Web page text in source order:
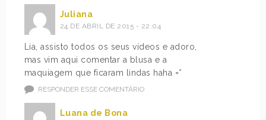
Juliana
24 DE ABRIL DE 2015 - 22:04
Lia, assisto todos os seus vídeos e adoro,
mas vim aqui comentar a blusa e a
maquiagem que ficaram lindas haha =*
RESPONDER ESSE COMENTÁRIO
Luana de Bona